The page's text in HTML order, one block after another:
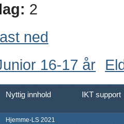
2
ned
16-17 år
Nyttig innhold IKT support
Hjemme-LS 2021